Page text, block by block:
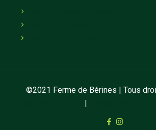
©2021 Ferme de Bérines | Tous
|